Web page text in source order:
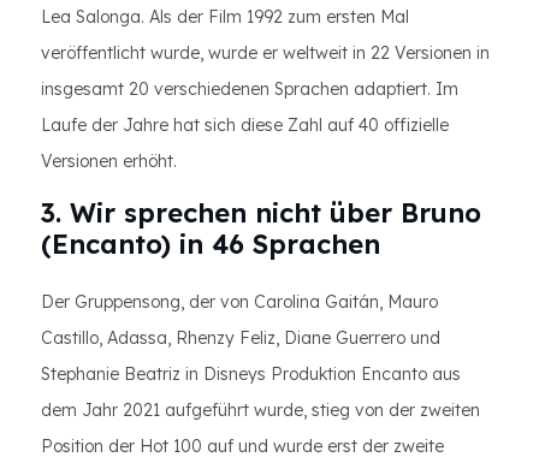
Lea Salonga. Als der Film 1992 zum ersten Mal
veröffentlicht wurde, wurde er weltweit in 22 Versionen in
insgesamt 20 verschiedenen Sprachen adaptiert. Im
Laufe der Jahre hat sich diese Zahl auf 40 offizielle
Versionen erhöht.
3. Wir sprechen nicht über Bruno
(Encanto) in 46 Sprachen
Der Gruppensong, der von Carolina Gaitán, Mauro
Castillo, Adassa, Rhenzy Feliz, Diane Guerrero und
Stephanie Beatriz in Disneys Produktion Encanto aus
dem Jahr 2021 aufgeführt wurde, stieg von der zweiten
Position der Hot 100 auf und wurde erst der zweite